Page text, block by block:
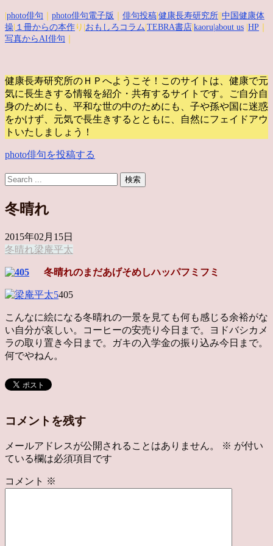
photo俳句 photo俳句電子版 俳句投稿 健康長寿研究所 中国健康体
操 １冊からの本作 り| おもしろコラム TEBRA書店 kaoru |about us HP
写真からAI俳句
健康長寿研究所のＨＰへようこそ！このサイトは、健康で元
気に長生きする情報を紹介・共有するサイトです。
ご自分自
身のためにも、平和な世の中のためにも、子や孫や国に迷惑
をかけず、元気で長生きするとともに、自然にフェイドアウ
トいたしましょう！
photo俳句を投稿する
冬晴れ
2015年02月15日
冬晴れ梁庵平太
冬晴れのまだあげそめしハッパフミフミ
405
こんなに絵になる冬晴れの一景を見ても何も感じる余裕がな
い自分が哀しい。コーヒーの安売り今日まで。ヨドバシカメ
ラの取り置き今日まで。ガキの入学金の振り込み今日まで。
何でやねん。
コメントを残す
メールアドレスが公開されることはありません。 ※ が付い
ている欄は必須項目です
コメント ※